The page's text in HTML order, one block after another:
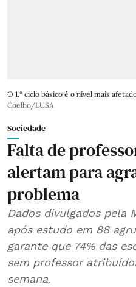
O 1.º ciclo básico é o nível mais
Coelho/LUSA
Sociedade
Falta de
alertam para
problema
Dados divulgados pela
após estudo em 88
garante que 74% das
sem professor
semana.